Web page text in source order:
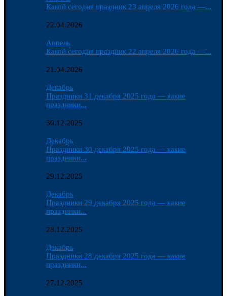
Какой сегодня праздник 23 апреля 2026 года —...
22.04.2026
Апрель
Какой сегодня праздник 22 апреля 2026 года —...
21.04.2026
Декабрь
Праздники 31 декабря 2025 года — какие
праздники...
30.12.2025
Декабрь
Праздники 30 декабря 2025 года — какие
праздники...
29.12.2025
Декабрь
Праздники 29 декабря 2025 года — какие
праздники...
28.12.2025
Декабрь
Праздники 28 декабря 2025 года — какие
праздники...
27.12.2025